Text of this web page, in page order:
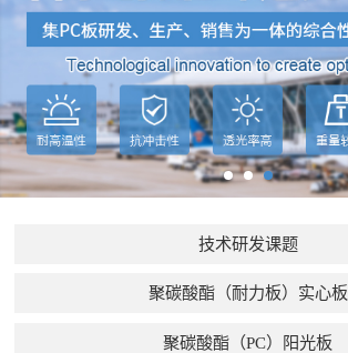
技术研发课题
聚碳酸酯（耐力板）实心板
聚碳酸酯（PC）阳光板